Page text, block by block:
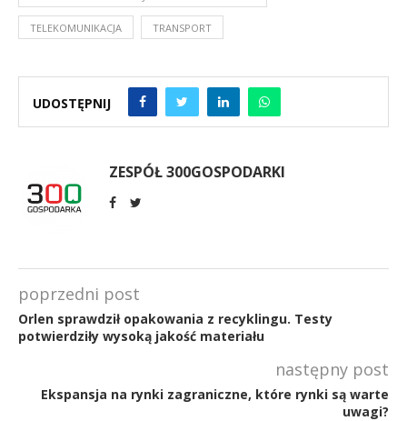
TELEKOMUNIKACJA TRANSPORT
UDOSTĘPNIJ
ZESPÓŁ 300GOSPODARKI
poprzedni post
Orlen sprawdził opakowania z recyklingu. Testy
potwierdziły wysoką jakość materiału
następny post
Ekspansja na rynki zagraniczne, które rynki są warte
uwagi?